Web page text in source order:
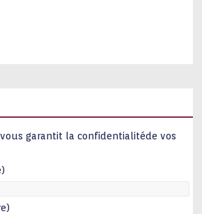
vous garantit la confidentialitéde vos